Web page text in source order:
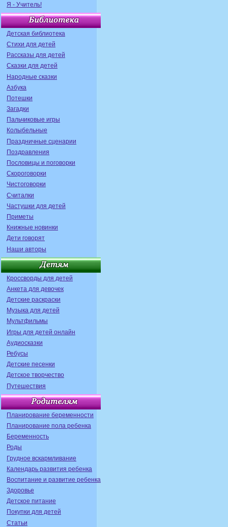
Я - Учитель!
Детская библиотека
Стихи для детей
Рассказы для детей
Сказки для детей
Народные сказки
Азбука
Потешки
Загадки
Пальчиковые игры
Колыбельные
Праздничные сценарии
Поздравления
Пословицы и поговорки
Скороговорки
Чистоговорки
Считалки
Частушки для детей
Приметы
Книжные новинки
Дети говорят
Наши авторы
Кроссворды для детей
Анкета для девочек
Детские раскраски
Музыка для детей
Мультфильмы
Игры для детей онлайн
Аудиосказки
Ребусы
Детские песенки
Детское творчество
Путешествия
Планирование беременности
Планирование пола ребенка
Беременность
Роды
Грудное вскармливание
Календарь развития ребенка
Воспитание и развитие ребенка
Здоровье
Детское питание
Покупки для детей
Статьи